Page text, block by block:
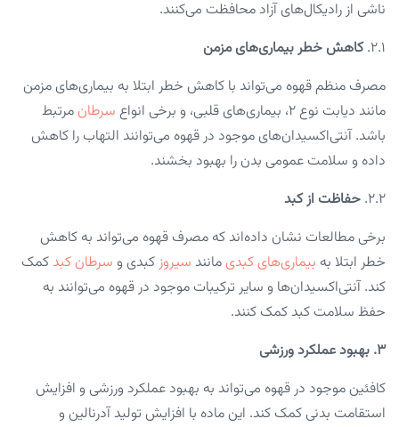
ناشی از رادیکال‌های آزاد محافظت می‌کنند.
2.1. کاهش خطر بیماری‌های مزمن
مصرف منظم قهوه می‌تواند با کاهش خطر ابتلا به بیماری‌های مزمن
مانند دیابت نوع ۲، بیماری‌های قلبی، و برخی انواع
سرطان مرتبط
باشد. آنتی‌اکسیدان‌های موجود در قهوه می‌توانند التهاب را کاهش
داده و سلامت عمومی بدن را بهبود بخشند.
2.2. حفاظت از کبد
برخی مطالعات نشان داده‌اند که مصرف قهوه می‌تواند به کاهش
خطر ابتلا به بیماری‌های کبدی مانند سیروزکبدی و سرطان کبد کمک
کند. آنتی‌اکسیدان‌ها و سایر ترکیبات موجود در قهوه می‌توانند به
حفظ سلامت کبد کمک کنند.
۳. بهبود عملکرد ورزشی
کافئین موجود در قهوه می‌تواند به بهبود عملکرد ورزشی و افزایش
استقامت بدنی کمک کند. این ماده با افزایش تولید آدرنالین و